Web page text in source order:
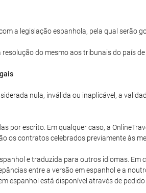
a legislação espanhola, pela qual serão
do mesmo aos tribunais do país
nula, inválida ou inaplicável, a
por escrito. Em qualquer caso, a
os contratos celebrados previamente às
e traduzida para outros idiomas.
entre a versão em espanhol e a
espanhol está disponível através de